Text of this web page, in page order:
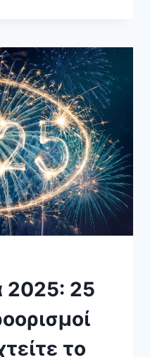
2025: 25
το